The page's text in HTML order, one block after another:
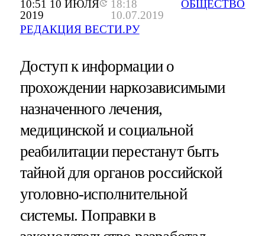
10:51 10 ИЮЛЯ
2019
18:18
10.07.2019
РЕДАКЦИЯ ВЕСТИ.РУ
ОБЩЕСТВО
Доступ к информации о
прохождении наркозависимыми
назначенного лечения,
медицинской и социальной
реабилитации перестанут быть
тайной для органов российской
уголовно-исполнительной
системы. Поправки в